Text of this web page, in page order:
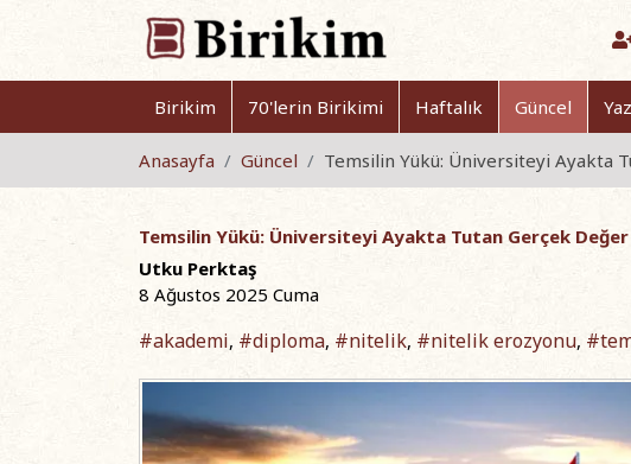
Birikim 70'lerin Birikimi Haftalık Güncel
Anasayfa Güncel Temsilin Yükü: Üniversiteyi Ayakta
Temsilin Yükü: Üniversiteyi Ayakta Tutan Gerçek
Utku Perktaş
8 Ağustos 2025 Cuma
#akademi, #diploma, #nitelik, #nitelik erozyonu,